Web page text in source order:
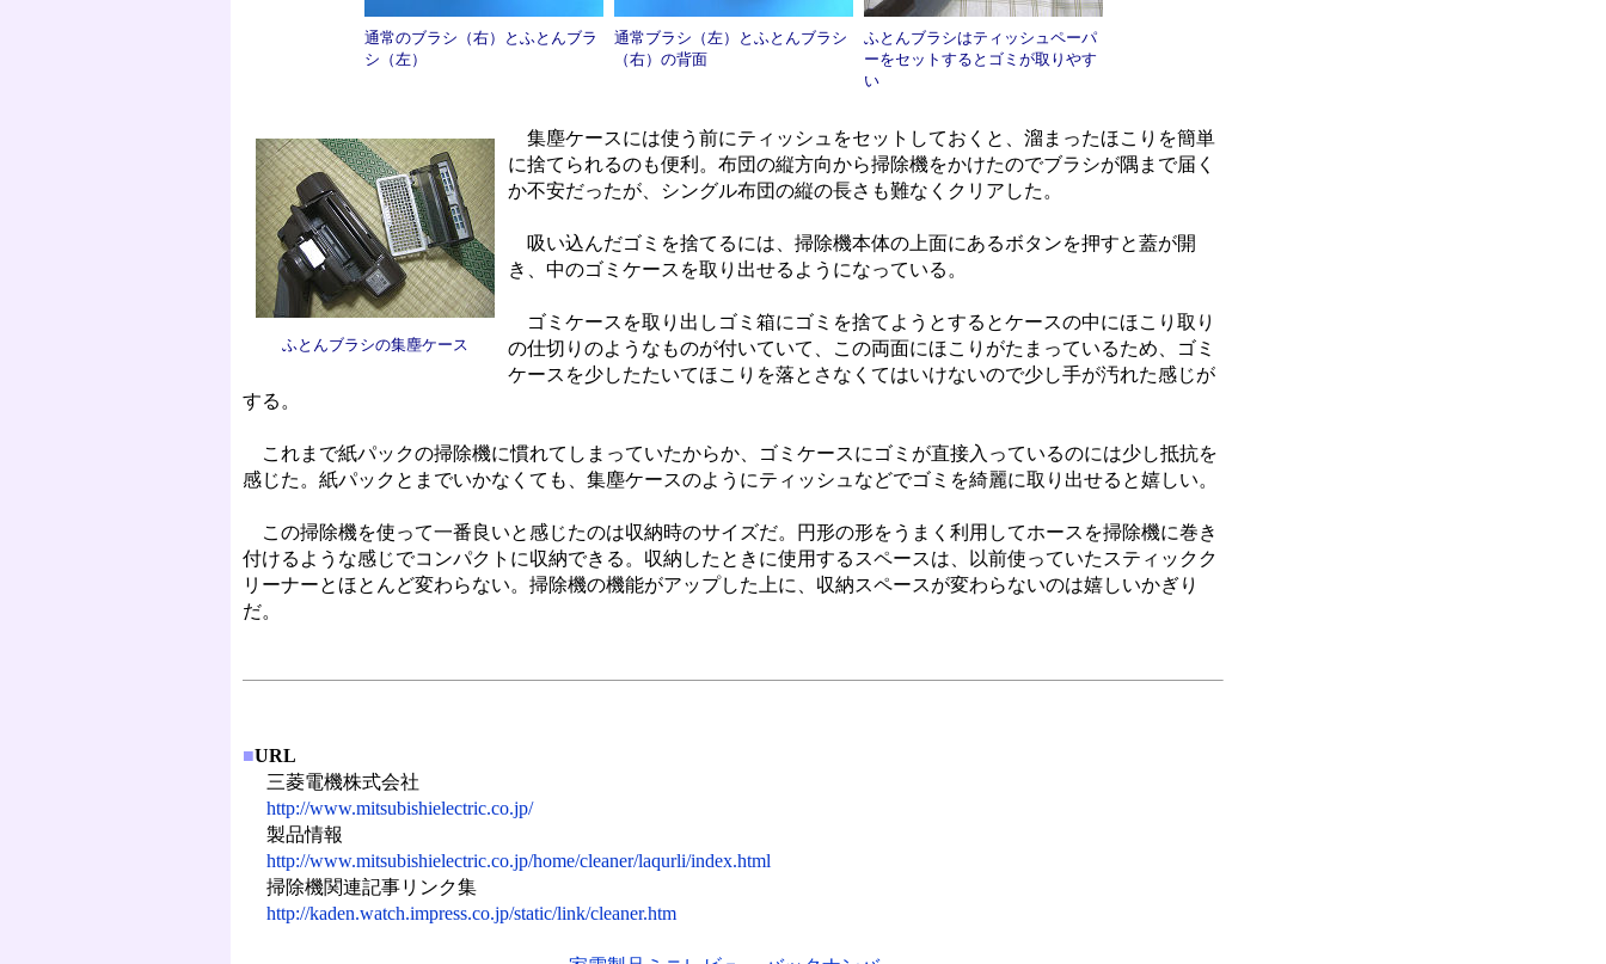
通常のブラシ（右）とふとんブラ
シ（左）
通常ブラシ（左）とふとんブラシ
（右）の背面
ふとんブラシはティッシュペーパ
ーをセットするとゴミが取りやす
い
ふとんブラシの集塵ケース
集塵ケースには使う前にティッシュをセットしておくと、溜まったほこりを簡単
に捨てられるのも便利。布団の縦方向から掃除機をかけたのでブラシが隅まで届く
か不安だったが、シングル布団の縦の長さも難なくクリアした。
吸い込んだゴミを捨てるには、掃除機本体の上面にあるボタンを押すと蓋が開
き、中のゴミケースを取り出せるようになっている。
ゴミケースを取り出しゴミ箱にゴミを捨てようとするとケースの中にほこり取り
の仕切りのようなものが付いていて、この両面にほこりがたまっているため、ゴミ
ケースを少したたいてほこりを落とさなくてはいけないので少し手が汚れた感じが
する。
これまで紙パックの掃除機に慣れてしまっていたからか、ゴミケースにゴミが直接入っているのには少し抵抗を
感じた。紙パックとまでいかなくても、集塵ケースのようにティッシュなどでゴミを綺麗に取り出せると嬉しい。
この掃除機を使って一番良いと感じたのは収納時のサイズだ。円形の形をうまく利用してホースを掃除機に巻き
付けるような感じでコンパクトに収納できる。収納したときに使用するスペースは、以前使っていたスティックク
リーナーとほとんど変わらない。掃除機の機能がアップした上に、収納スペースが変わらないのは嬉しいかぎり
だ。
■URL
三菱電機株式会社
http://www.mitsubishielectric.co.jp/
製品情報
http://www.mitsubishielectric.co.jp/home/cleaner/laqurli/index.html
掃除機関連記事リンク集
http://kaden.watch.impress.co.jp/static/link/cleaner.htm